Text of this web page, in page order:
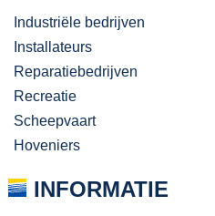
Industriële bedrijven
Installateurs
Reparatiebedrijven
Recreatie
Scheepvaart
Hoveniers
INFORMATIE